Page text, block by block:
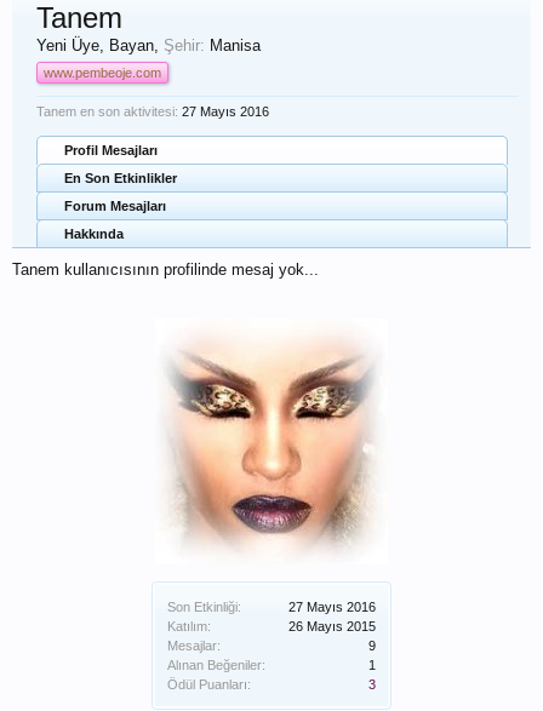
Son Etkinliği:
27 Mayıs 2016
Katılım:
26 Mayıs 2015
Mesajlar:
9
Alınan Beğeniler:
1
Ödül Puanları:
3
Tanem
Yeni Üye, Bayan, Şehir: Manisa
www.pembeoje.com
Tanem en son aktivitesi: 27 Mayıs 2016
Profil Mesajları
En Son Etkinlikler
Forum Mesajları
Hakkında
Tanem kullanıcısının profilinde mesaj yok...